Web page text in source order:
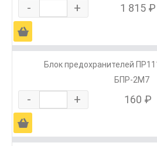
- + 1 815 ₽
Ä
Блок предохранителей
БПР-2М7
- + 160 ₽
Ä